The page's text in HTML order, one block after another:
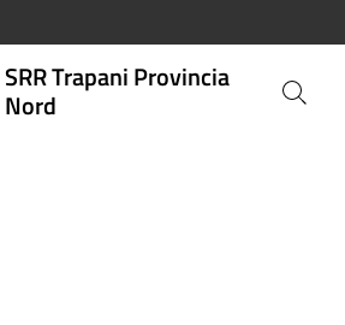
SRR Trapani Provincia
Nord